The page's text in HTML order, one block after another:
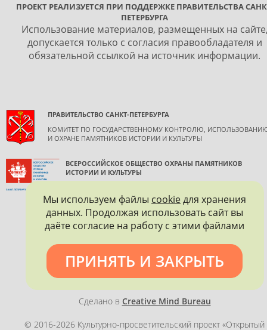
ПРОЕКТ РЕАЛИЗУЕТСЯ ПРИ ПОДДЕРЖКЕ ПРАВИТЕЛЬСТВА
ПЕТЕРБУРГА
Использование материалов, размещенных на
допускается только с согласия правообладателя и
обязательной ссылкой на источник информации.
ПРАВИТЕЛЬСТВО САНКТ-ПЕТЕРБУРГА
КОМИТЕТ ПО ГОСУДАРСТВЕННОМУ КОНТРОЛЮ,
И ОХРАНЕ ПАМЯТНИКОВ ИСТОРИИ И КУЛЬТУРЫ
ВСЕРОССИЙСКОЕ ОБЩЕСТВО ОХРАНЫ ПАМЯТНИКОВ
ИСТОРИИ И КУЛЬТУРЫ
Политика конфиденциальности
Сделано в Creative Mind Bureau
© 2016-2026 Культурно-просветительский проект «Открытый
Мы используем файлы cookieдля хранения
данных. Продолжая использовать сайт вы
даёте согласие на работу с этими файлами
ПРИНЯТЬ И ЗАКРЫТЬ